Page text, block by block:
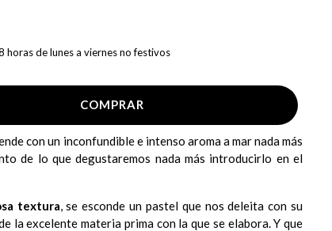
horas de lunes a viernes no festivos
COMPRAR
con un inconfundible e intenso aroma a mar nada más
de lo que degustaremos nada más introducirlo en el
textura, se esconde un pastel que nos deleita con su
la excelente materia prima con la que se elabora. Y que